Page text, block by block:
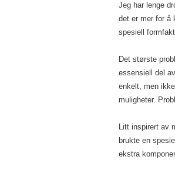
Jeg har lenge
det er mer for å
spesiell
Det største
essensiell del
enkelt, men
muligheter.
Litt inspirert av
brukte en
ekstra